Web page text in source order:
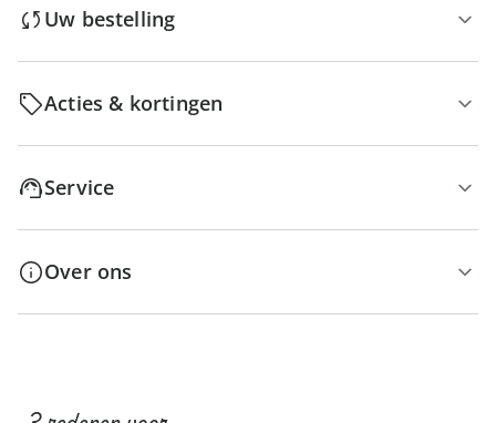
Uw bestelling
Acties & kortingen
Service
Over ons